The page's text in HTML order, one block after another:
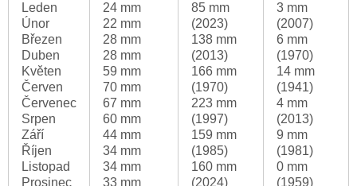
Leden
Únor
Březen
Duben
Květen
Červen
Červenec
Srpen
Září
Říjen
Listopad
Prosinec
24 mm
22 mm
28 mm
28 mm
59 mm
70 mm
67 mm
60 mm
44 mm
34 mm
34 mm
33 mm
85 mm
(2023)
138 mm
(2013)
166 mm
(1970)
223 mm
(1997)
159 mm
(1985)
160 mm
(2024)
3 mm
(2007)
6 mm
(1970)
14 mm
(1941)
4 mm
(2013)
9 mm
(1981)
0 mm
(1959)